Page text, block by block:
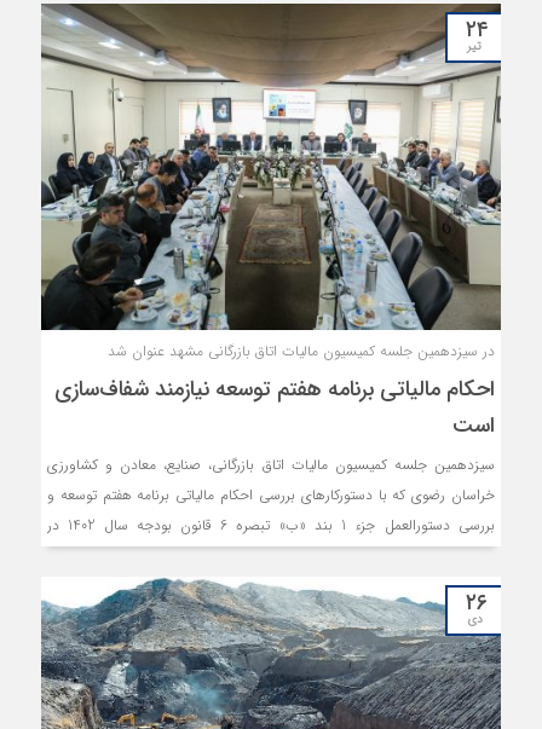
۲۴
تیر
در سیزدهمین جلسه کمیسیون مالیات اتاق بازرگانی مشهد عنوان شد
احکام مالیاتی برنامه هفتم توسعه نیازمند شفاف‌سازی
است
سیزدهمین جلسه کمیسیون مالیات اتاق بازرگانی، صنایع، معادن و کشاورزی
خراسان رضوی که با دستورکارهای بررسی احکام مالیاتی برنامه هفتم توسعه و
بررسی دستورالعمل جزء 1 بند «ب» تبصره 6 قانون بودجه سال 1402 در
خصوص قطعی‌سازی اظهارنامه‌های مالیات بر ارزش افزوده دوره‌های سنوات
1387 تا 1400 برگزار شد.
۲۶
دی